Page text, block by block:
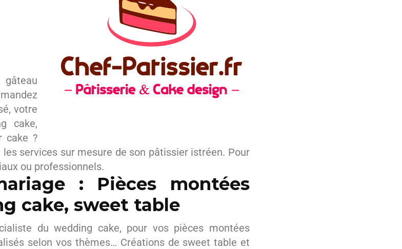
votre
cake,
cake ?
les services sur mesure de son pâtissier istréen. Pour
ou professionnels.
: Pièces montées
cake, sweet table
du wedding cake, pour vos pièces montées
selon vos thèmes… Créations de sweet table et